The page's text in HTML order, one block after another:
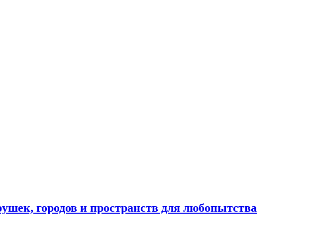
городов и пространств для любопытства